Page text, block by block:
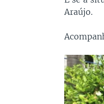
Araújo.